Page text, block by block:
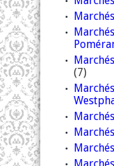
(7)